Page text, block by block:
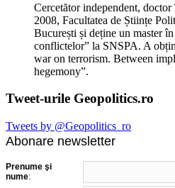
Cercetător independent,
2008, Facultatea de Științe
București și deține un master
conflictelor” la SNSPA. A
war on terrorism. Between
hegemony”.
Tweet-urile Geopolitics.ro
Tweets by @Geopolitics_ro
Abonare newsletter
Prenume şi
nume: